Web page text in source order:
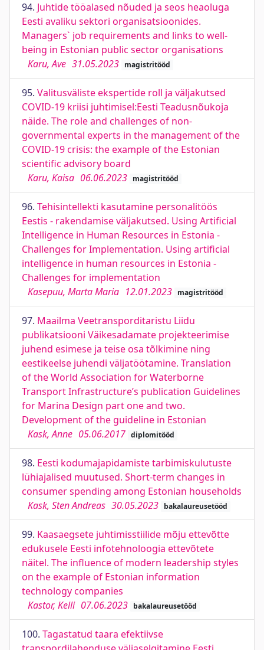
94. Juhtide tööalased nõuded ja seos heaoluga
Eesti avaliku sektori organisatsioonides.
Managers` job requirements and links to well-
being in Estonian public sector organisations
Karu, Ave 31.05.2023 magistritööd
95. Valitusväliste ekspertide roll ja väljakutsed
COVID-19 kriisi juhtimisel:Eesti Teadusnõukoja
näide. The role and challenges of non-
governmental experts in the management of the
COVID-19 crisis: the example of the Estonian
scientific advisory board
Karu, Kaisa 06.06.2023 magistritööd
96. Tehisintellekti kasutamine personalitöös
Eestis - rakendamise väljakutsed. Using Artificial
Intelligence in Human Resources in Estonia -
Challenges for Implementation. Using artificial
intelligence in human resources in Estonia -
Challenges for implementation
Kasepuu, Marta Maria 12.01.2023 magistritööd
97. Maailma Veetransporditaristu Liidu
publikatsiooni Väikesadamate projekteerimise
juhend esimese ja teise osa tõlkimine ning
eestikeelse juhendi väljatöötamine. Translation
of the World Association for Waterborne
Transport Infrastructure’s publication Guidelines
for Marina Design part one and two.
Development of the guideline in Estonian
Kask, Anne 05.06.2017 diplomitööd
98. Eesti kodumajapidamiste tarbimiskulutuste
lühiajalised muutused. Short-term changes in
consumer spending among Estonian households
Kask, Sten Andreas 30.05.2023 bakalaureusetööd
99. Kaasaegsete juhtimisstiilide mõju ettevõtte
edukusele Eesti infotehnoloogia ettevõtete
näitel. The influence of modern leadership styles
on the example of Estonian information
technology companies
Kastor, Kelli 07.06.2023 bakalaureusetööd
100. Tagastatud taara efektiivse